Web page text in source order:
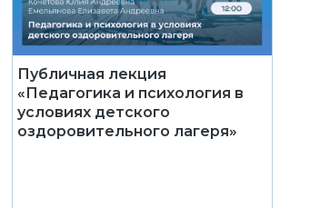
Публичная лекция
«Педагогика и психология в
условиях детского
оздоровительного лагеря»